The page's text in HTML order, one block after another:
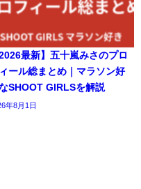
2026最新】五十嵐みさのプロ
ール総まとめ｜マラソン好
SHOOT GIRLSを解説
年8月1日